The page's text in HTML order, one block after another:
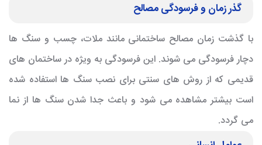
گذر زمان و فرسودگی مصالح
با گذشت زمان مصالح ساختمانی مانند ملات، چسب و سنگ ها
دچار فرسودگی می شوند. این فرسودگی به ویژه در ساختمان های
قدیمی که از روش های سنتی برای نصب سنگ ها استفاده شده
است بیشتر مشاهده می شود و باعث جدا شدن سنگ ها از نما
می گردد.